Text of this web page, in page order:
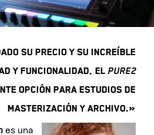
SU PRECIO Y SU INCREÍBLE
Y FUNCIONALIDAD, EL PURE2
OPCIÓN PARA ESTUDIOS DE
MASTERIZACIÓN Y ARCHIVO.»
es una